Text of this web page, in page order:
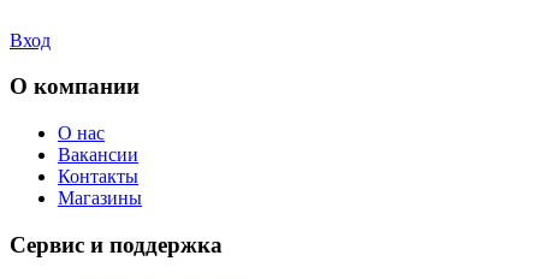
Вход
О компании
О нас
Вакансии
Контакты
Магазины
Сервис и поддержка